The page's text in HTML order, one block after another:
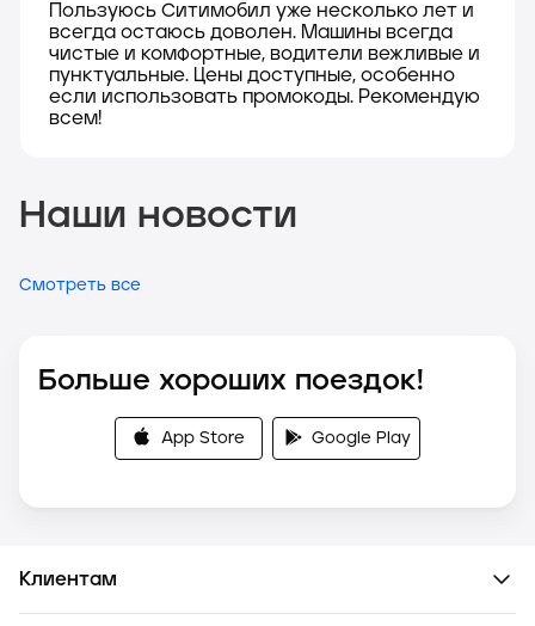
Пользуюсь Ситимобил уже несколько лет и
всегда остаюсь доволен. Машины всегда
чистые и комфортные, водители вежливые и
пунктуальные. Цены доступные, особенно
если использовать промокоды. Рекомендую
всем!
Наши новости
Смотреть все
Больше хороших поездок!
App Store Google Play
Клиентам